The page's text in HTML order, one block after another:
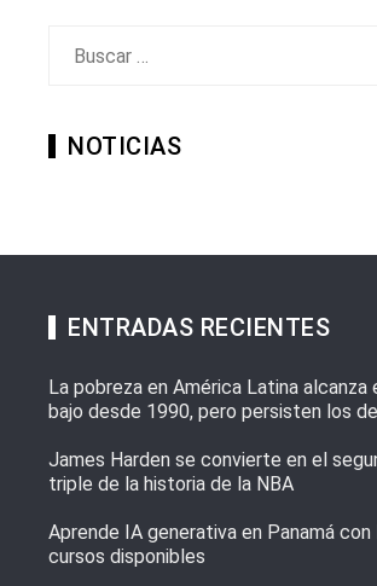
NOTICIAS
ENTRADAS RECIENTES
La pobreza en América Latina alcanza
bajo desde 1990, pero persisten los
James Harden se convierte en el
triple de la historia de la NBA
Aprende IA generativa en Panamá
cursos disponibles